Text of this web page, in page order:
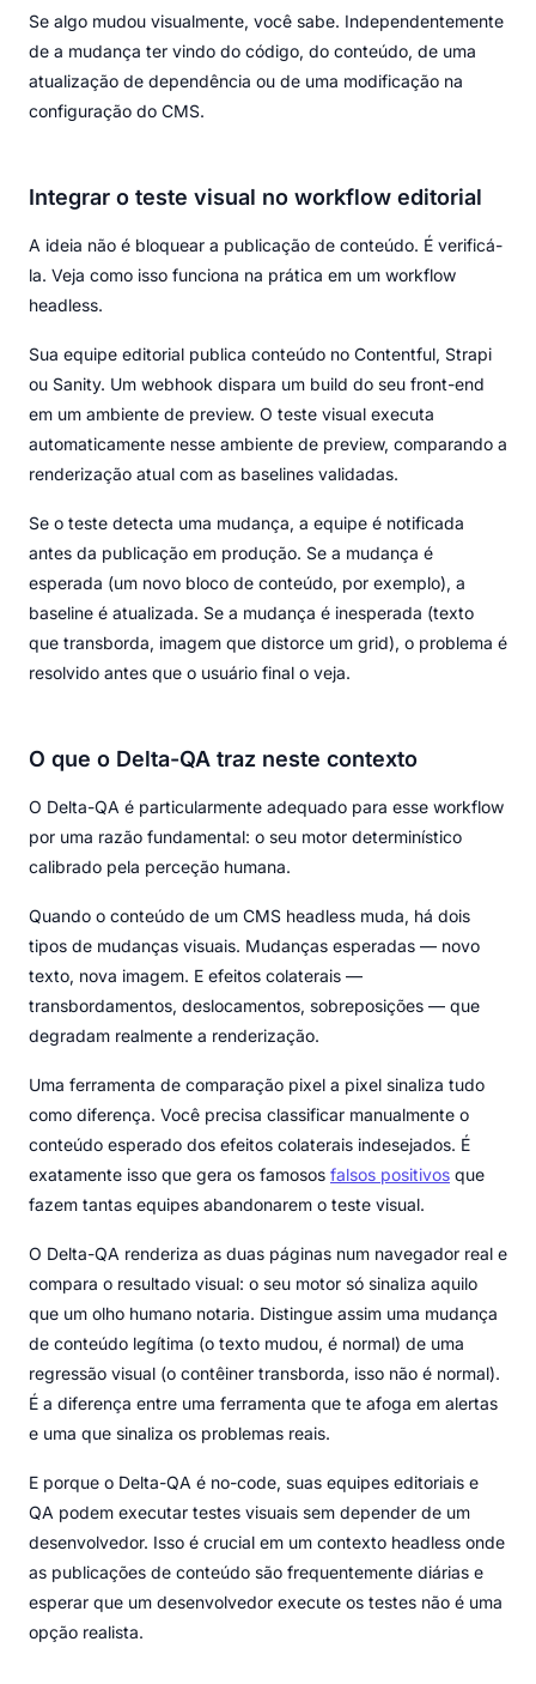
Se algo mudou visualmente, você sabe. Independentemente
de a mudança ter vindo do código, do conteúdo, de uma
atualização de dependência ou de uma modificação na
configuração do CMS.
Integrar o teste visual no workflow editorial
A ideia não é bloquear a publicação de conteúdo. É verificá-
la. Veja como isso funciona na prática em um workflow
headless.
Sua equipe editorial publica conteúdo no Contentful, Strapi
ou Sanity. Um webhook dispara um build do seu front-end
em um ambiente de preview. O teste visual executa
automaticamente nesse ambiente de preview, comparando a
renderização atual com as baselines validadas.
Se o teste detecta uma mudança, a equipe é notificada
antes da publicação em produção. Se a mudança é
esperada (um novo bloco de conteúdo, por exemplo), a
baseline é atualizada. Se a mudança é inesperada (texto
que transborda, imagem que distorce um grid), o problema é
resolvido antes que o usuário final o veja.
O que o Delta-QA traz neste contexto
O Delta-QA é particularmente adequado para esse workflow
por uma razão fundamental: o seu motor determinístico
calibrado pela perceção humana.
Quando o conteúdo de um CMS headless muda, há dois
tipos de mudanças visuais. Mudanças esperadas — novo
texto, nova imagem. E efeitos colaterais —
transbordamentos, deslocamentos, sobreposições — que
degradam realmente a renderização.
Uma ferramenta de comparação pixel a pixel sinaliza tudo
como diferença. Você precisa classificar manualmente o
conteúdo esperado dos efeitos colaterais indesejados. É
exatamente isso que gera os famosos falsos positivos que
fazem tantas equipes abandonarem o teste visual.
O Delta-QA renderiza as duas páginas num navegador real e
compara o resultado visual: o seu motor só sinaliza aquilo
que um olho humano notaria. Distingue assim uma mudança
de conteúdo legítima (o texto mudou, é normal) de uma
regressão visual (o contêiner transborda, isso não é normal).
É a diferença entre uma ferramenta que te afoga em alertas
e uma que sinaliza os problemas reais.
E porque o Delta-QA é no-code, suas equipes editoriais e
QA podem executar testes visuais sem depender de um
desenvolvedor. Isso é crucial em um contexto headless onde
as publicações de conteúdo são frequentemente diárias e
esperar que um desenvolvedor execute os testes não é uma
opção realista.